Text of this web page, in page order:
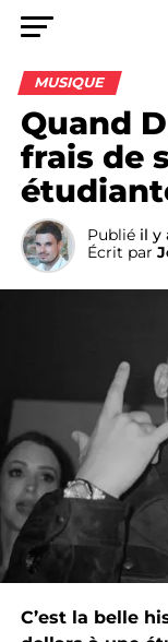
MUSIQUE
Quand
frais de
Publié il y
Écrit par
C’est la belle